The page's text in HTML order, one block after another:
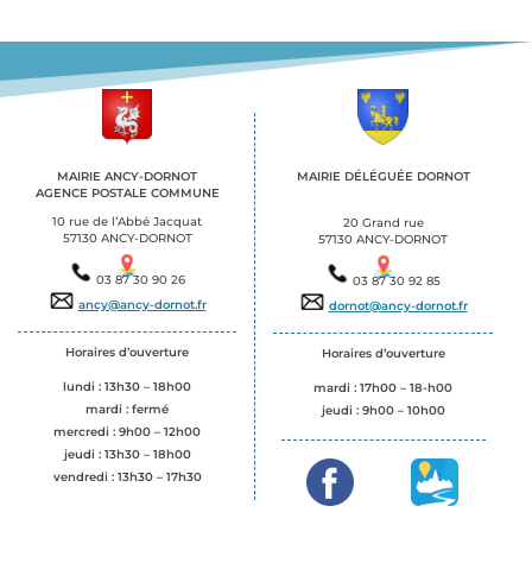
MAIRIE ANCY-DORNOT
AGENCE POSTALE COMMUNE
10 rue de l’Abbé Jacquat
57130 ANCY-DORNOT
03 87 30 90 26
ancy@ancy-dornot.fr
Horaires d’ouverture
lundi : 13h30 – 18h00
mardi : fermé
mercredi : 9h00 – 12h00
jeudi : 13h30 – 18h00
vendredi : 13h30 – 17h30
MAIRIE DÉLÉGUÉE DORNOT
20 Grand rue
57130 ANCY-DORNOT
03 87 30 92 85
dornot@ancy-dornot.fr
Horaires d’ouverture
mardi : 17h00 – 18-h00
jeudi : 9h00 – 10h00